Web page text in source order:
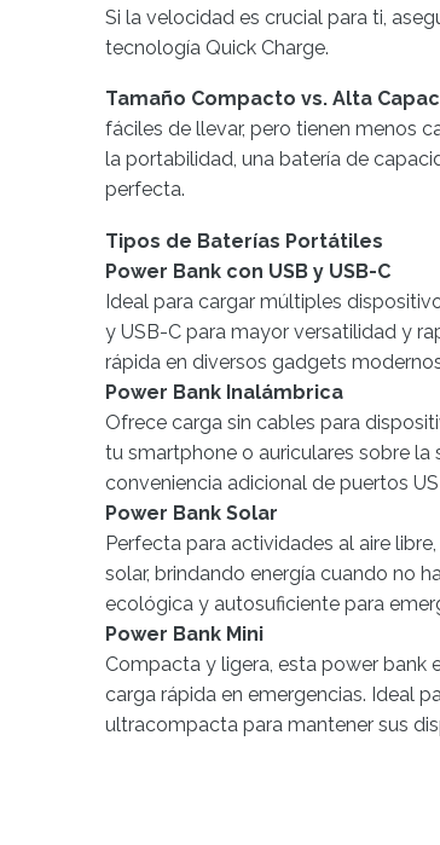
Si la velocidad es crucial para ti,
tecnología Quick Charge.
Tamaño Compacto vs. Alta
fáciles de llevar, pero tienen menos
la portabilidad, una batería de
perfecta.
Tipos de Baterías Portátiles
Power Bank con USB y USB-C
Ideal para cargar múltiples
y USB-C para mayor versatilidad y
rápida en diversos gadgets
Power Bank Inalámbrica
Ofrece carga sin cables para
tu smartphone o auriculares sobre la
conveniencia adicional de puertos
Power Bank Solar
Perfecta para actividades al aire
solar, brindando energía cuando no
ecológica y autosuficiente para
Power Bank Mini
Compacta y ligera, esta power bank
carga rápida en emergencias. Ideal
ultracompacta para mantener sus